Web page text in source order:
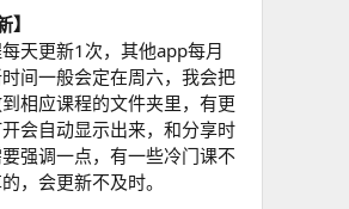
天更新1次，其他app每月
间一般会定在周六，我会把
相应课程的文件夹里，有更
会自动显示出来，和分享时
强调一点，有一些冷门课不
，会更新不及时。